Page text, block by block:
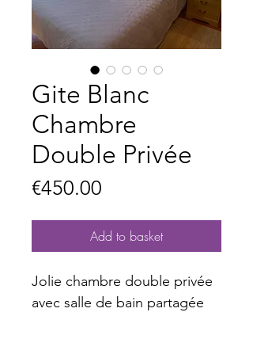
Gite Blanc
Chambre
Double Privée
€450.00
Add to basket
Jolie chambre double privée
avec salle de bain partagée